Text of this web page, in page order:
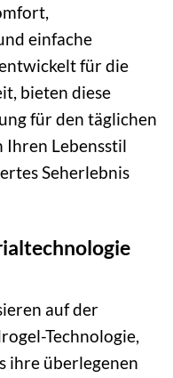
einfache
für die
bieten diese
für den täglichen
Ihren Lebensstil
Seherlebnis
auf der
Technologie,
ihre überlegenen